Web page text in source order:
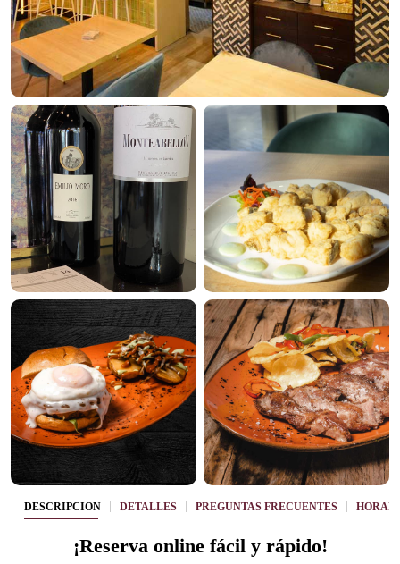
DESCRIPCIÓN DETALLES PREGUNTAS FRECUENTES
¡Reserva online fácil y rápido!